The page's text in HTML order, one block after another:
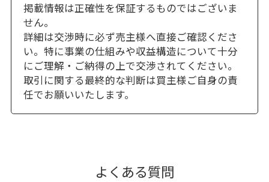
掲載情報は正確性を保証するものではございま
せん。
詳細は交渉時に必ず売主様へ直接ご確認くださ
い。特に事業の仕組みや収益構造について十分
にご理解・ご納得の上で交渉されてください。
取引に関する最終的な判断は買主様ご自身の責
任でお願いいたします。
よくある質問